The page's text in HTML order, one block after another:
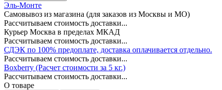
Эль-Монте
Самовывоз из магазина (для заказов из Москвы и МО)
Рассчитываем стоимость доставки...
Курьер Москва в пределах МКАД
Рассчитываем стоимость доставки...
СДЭК по 100% предоплате, доставка оплачивается отдельно.
Рассчитываем стоимость доставки...
Boxberry (Расчет стоимости за 5 кг.)
Рассчитываем стоимость доставки...
О товаре